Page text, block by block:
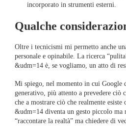
incorporato in strumenti esterni.
Qualche
Oltre i tecnicismi mi permetto anche
personale e opinabile. La ricerca
&udm=14 è, se vogliamo, un atto di
Mi spiego, nel momento in cui Google
generativo, più attento a prevedere ciò
che a mostrare ciò che realmente
&udm=14 diventa un gesto piccolo
“raccontare la realtà” ma chiedere di